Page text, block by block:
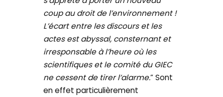
coup au droit de l’environnement !
L’écart entre les discours et les
actes est abyssal, consternant et
irresponsable à l’heure où les
scientifiques et le comité du GIEC
ne cessent de tirer l’alarme.” Sont
en effet particulièrement